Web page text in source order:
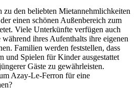
den beliebten Mietannehmlichkeiten
einen schönen Außenbereich zum
Viele Unterkünfte verfügen auch
während ihres Aufenthalts ihre eigenen
Familien werden feststellen, dass
und Spielen für Kinder ausgestattet
Gäste zu gewährleisten.
Azay-Le-Ferron für eine